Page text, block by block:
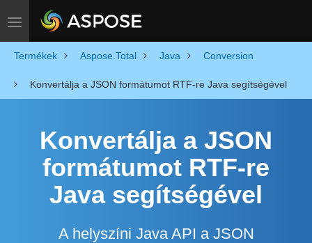
Toggle navigation
Termékek Aspose.Total Java Conversion
Konvertálja a JSON formátumot RTF-re Java segítségével
Konvertálja a JSON
formátumot RTF-re
Java segítségével
A helyszíni Java API a JSON